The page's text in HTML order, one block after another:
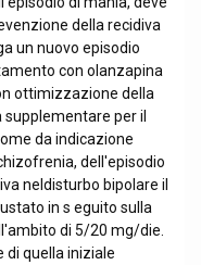
della recidiva
un nuovo episodio
con olanzapina
ottimizzazione della
per il
da indicazione
dell'episodio
neldisturbo bipolare il
in s eguito sulla
di 5/20 mg/die.
di quella iniziale